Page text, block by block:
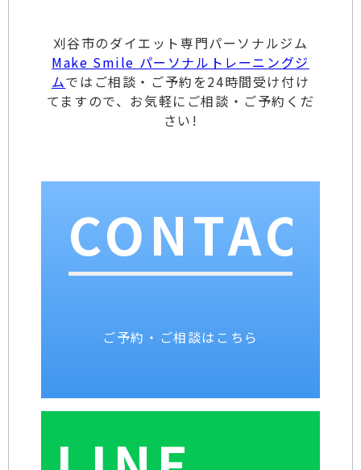
刈谷市のダイエット専門パーソナルジム
Make Smile パーソナルトレーニングジ
ムではご相談・ご予約を24時間受け付け
てますので、お気軽にご相談・ご予約くだ
さい!
CONTACT
ご予約・ご相談はこちら